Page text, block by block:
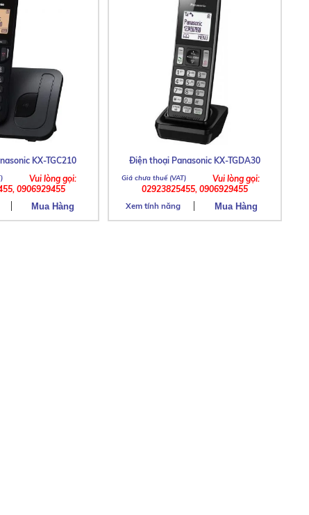
KX-TGC210
Vui lòng gọi:
0906929455
Điện thoại Panasonic KX-TGDA30
Vui lòng gọi:
02923825455, 0906929455
Xem tính năng